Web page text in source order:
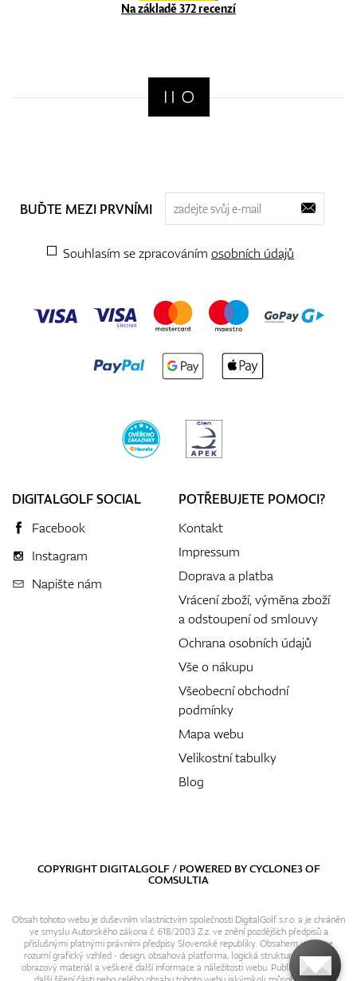
Na základě 372 recenzí
BUĎTE MEZI PRVNÍMI
Souhlasím se zpracováním osobních údajů
DIGITALGOLF SOCIAL
Facebook
Instagram
Napište nám
POTŘEBUJETE POMOCI?
Kontakt
Impressum
Doprava a platba
Vrácení zboží, výměna zboží
a odstoupení od smlouvy
Ochrana osobních údajů
Vše o nákupu
Všeobecní obchodní
podmínky
Mapa webu
Velikostní tabulky
Blog
COPYRIGHT DIGITALGOLF / POWERED BYCYCLONE3OF
COMSULTIA
Obsah tohoto webu je duševním vlastnictvím společnosti DigitalGolf s.r.o. a je chráněn
ve smyslu Autorského zákona č. 618/2003 Z.z. ve znění pozdějších předpisů a
příslušnými platnými právními předpisy Slovenské republiky. Obsahem webu se
rozumí grafický vzhled - design, obsahová platforma, logická struktura, textový i
obrazový materiál a veškeré další informace a náležitosti webu. Publikování resp.